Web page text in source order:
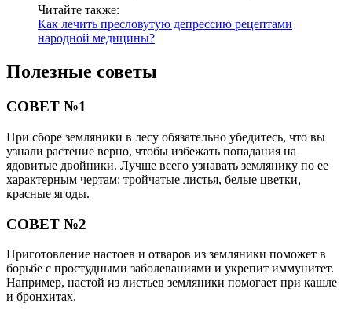
Читайте также:
Как лечить пресловутую депрессию рецептами
народной медицины?
Полезные советы
СОВЕТ №1
При сборе земляники в лесу обязательно убедитесь, что вы
узнали растение верно, чтобы избежать попадания на
ядовитые двойники. Лучше всего узнавать землянику по ее
характерным чертам: тройчатые листья, белые цветки,
красные ягоды.
СОВЕТ №2
Приготовление настоев и отваров из земляники поможет в
борьбе с простудными заболеваниями и укрепит иммунитет.
Например, настой из листьев земляники помогает при кашле
и бронхитах.